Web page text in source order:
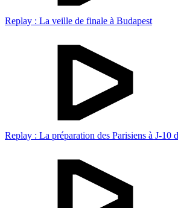
Replay : La veille de finale à Budapest
Replay : La préparation des Parisiens à J-10